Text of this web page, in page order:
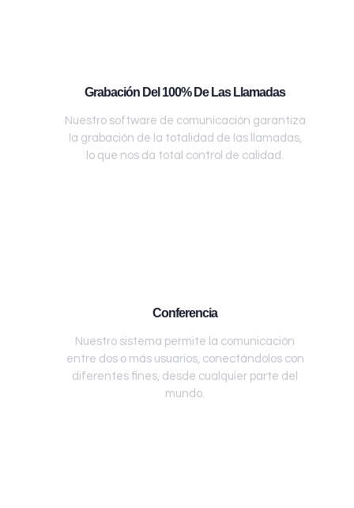
Grabación Del 100% De Las Llamadas
Nuestro software de comunicación garantiza
la grabación de la totalidad de las llamadas,
lo que nos da total control de calidad.
Conferencia
Nuestro sistema permite la comunicación
entre dos o más usuarios, conectándolos con
diferentes fines, desde cualquier parte del
mundo.